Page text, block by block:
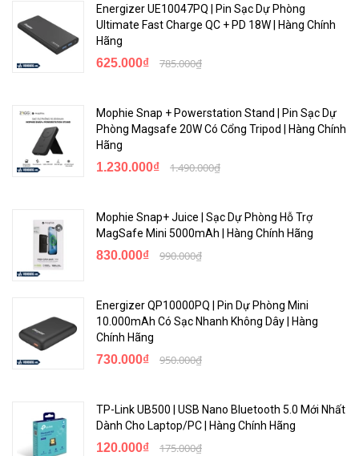
Energizer UE10047PQ | Pin Sạc Dự Phòng
Ultimate Fast Charge QC + PD 18W | Hàng Chính
Hãng
625.000₫ 785.000₫
Mophie Snap + Powerstation Stand | Pin Sạc Dự
Phòng Magsafe 20W Có Cổng Tripod | Hàng Chính
Hãng
1.230.000₫ 1.490.000₫
Mophie Snap+ Juice | Sạc Dự Phòng Hỗ Trợ
MagSafe Mini 5000mAh | Hàng Chính Hãng
830.000₫ 990.000₫
Energizer QP10000PQ | Pin Dự Phòng Mini
10.000mAh Có Sạc Nhanh Không Dây | Hàng
Chính Hãng
730.000₫ 950.000₫
TP-Link UB500 | USB Nano Bluetooth 5.0 Mới Nhất
Dành Cho Laptop/PC | Hàng Chính Hãng
120.000₫ 175.000₫